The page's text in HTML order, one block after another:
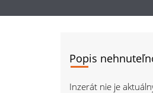
Popis
Inzerát nie je